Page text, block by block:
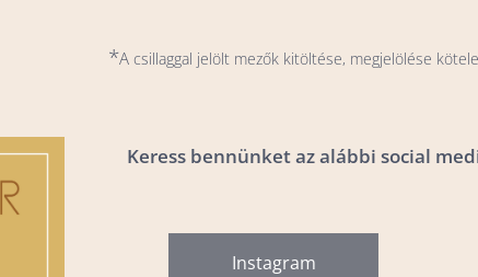
*Acsillaggal jelölt mezők kitöltése, megjelölése
Keress bennünket az alábbi social
Instagram